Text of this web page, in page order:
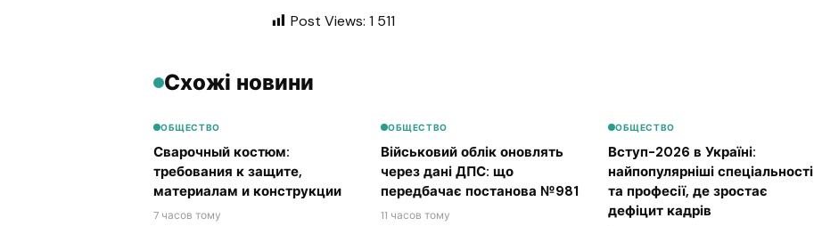
Post Views: 1 511
Схожі новини
ОБЩЕСТВО
Сварочный костюм:
требования к защите,
материалам и конструкции
7 часов тому
ОБЩЕСТВО
Військовий облік оновлять
через дані ДПС: що
передбачає постанова №981
11 часов тому
ОБЩЕСТВО
Вступ-2026 в Україні:
найпопулярніші спеціальності
та професії, де зростає
дефіцит кадрів